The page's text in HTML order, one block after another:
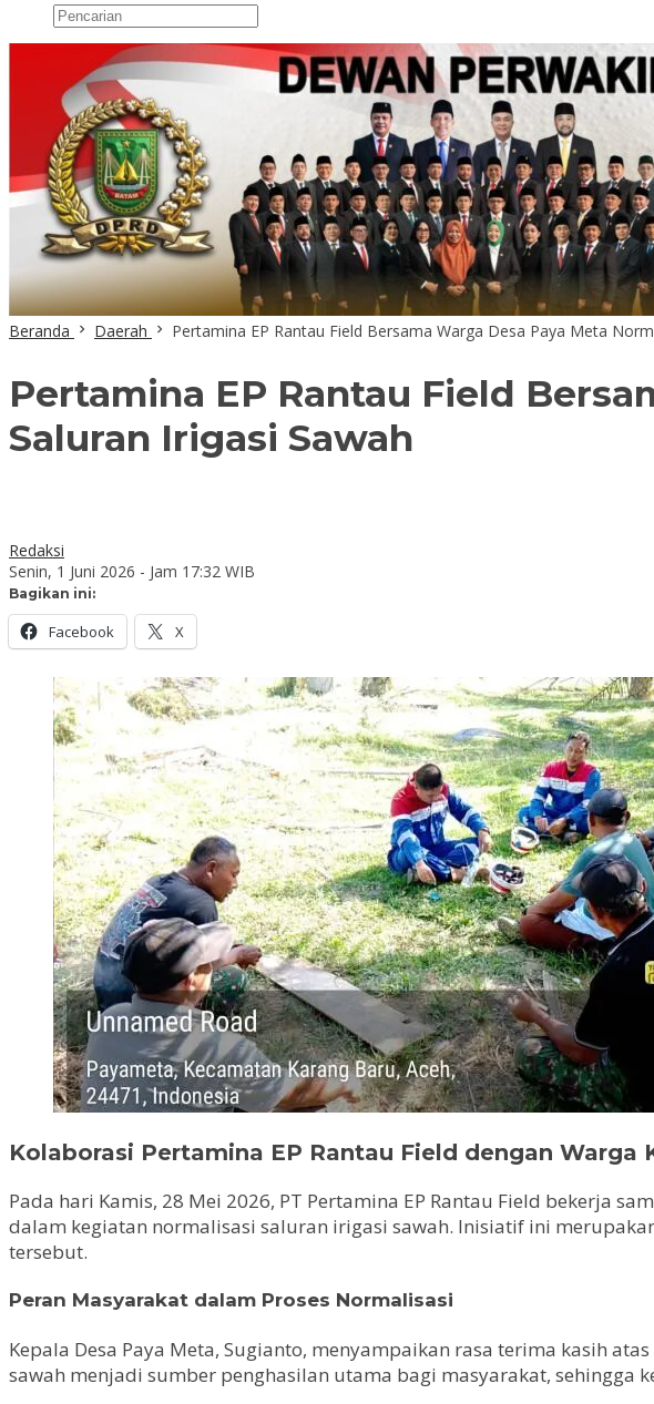
Beranda Daerah Pertamina EP Rantau Field Bersama Warga Desa Paya Meta
Pertamina EP Rantau Field
Saluran Irigasi Sawah
Redaksi
Senin, 1 Juni 2026 - Jam 17:32 WIB
Bagikan ini:
Facebook X
Kolaborasi Pertamina EP Rantau Field dengan Warga
Pada hari Kamis, 28 Mei 2026, PT Pertamina EP Rantau Field bekerja
dalam kegiatan normalisasi saluran irigasi sawah. Inisiatif ini
tersebut.
Peran Masyarakat dalam Proses Normalisasi
Kepala Desa Paya Meta, Sugianto, menyampaikan rasa terima kasih
sawah menjadi sumber penghasilan utama bagi masyarakat, sehingga